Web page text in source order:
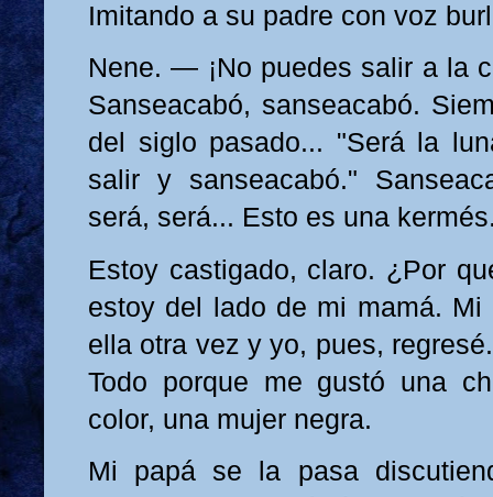
Imitando a su padre con voz
Nene. — ¡No puedes salir a la
Sanseacabó, sanseacabó.
del siglo pasado... "Será la
salir y sanseacabó."
será, será... Esto es una
Estoy castigado, claro. ¿Por
estoy del lado de mi mamá.
ella otra vez y yo, pues,
Todo porque me gustó una
color, una mujer negra.
Mi papá se la pasa